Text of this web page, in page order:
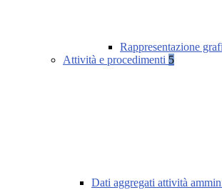
Rappresentazione
Attività e procedimenti 5
Dati aggregati attività